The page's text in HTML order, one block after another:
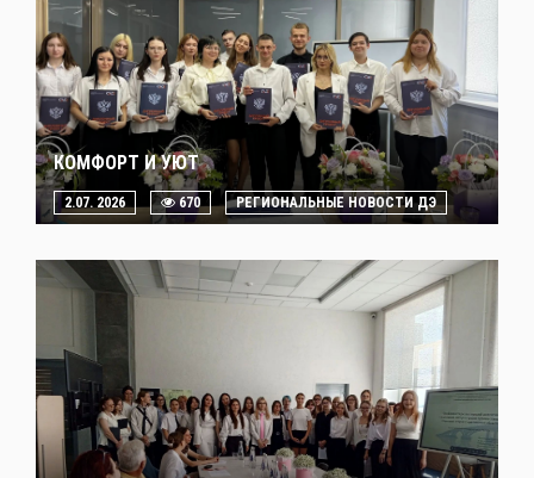
КОМФОРТ И УЮТ
2.07. 2026 670 РЕГИОНАЛЬНЫЕ НОВОСТИ ДЭ